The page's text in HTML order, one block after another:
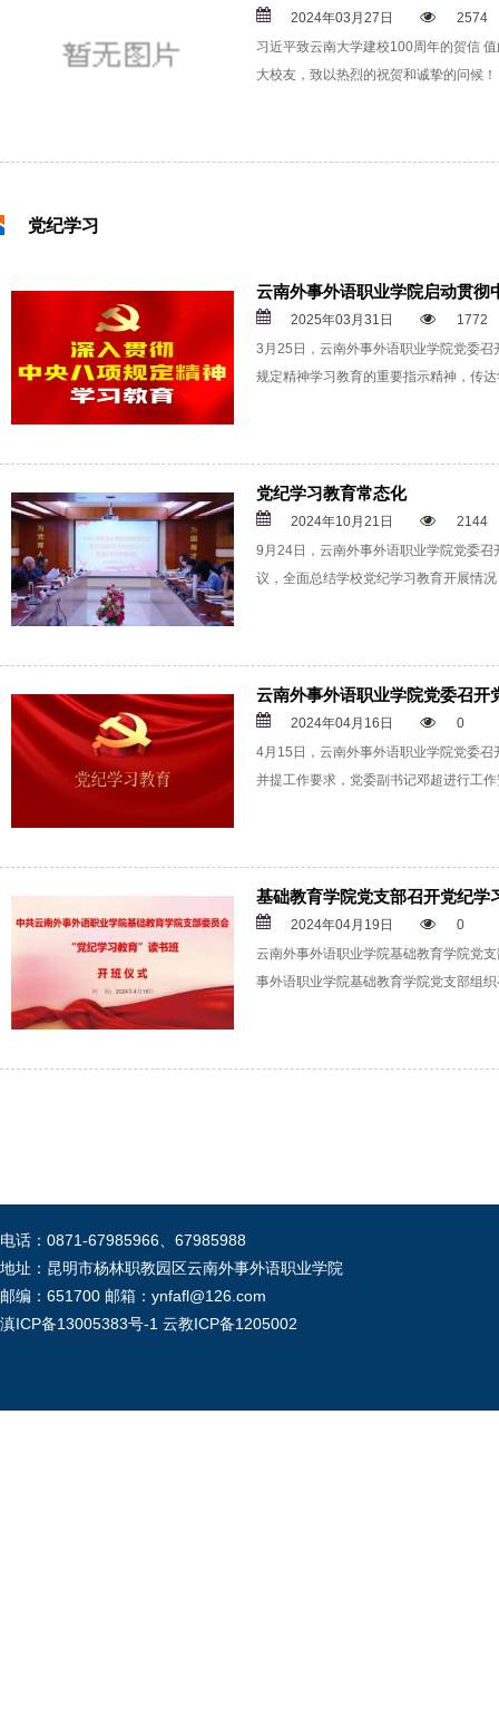
2024年03月27日
2574
习近平致云南大学建校100周年的贺信
大校友，致以热烈的祝贺和诚挚的问候！
党纪学习
云南外事外语职业学院启动贯彻
2025年03月31日
1772
3月25日，云南外事外语职业学院党委
规定精神学习教育的重要指示精神，传
党纪学习教育常态化
2024年10月21日
2144
9月24日，云南外事外语职业学院党委
议，全面总结学校党纪学习教育开展情
云南外事外语职业学院党委召开
2024年04月16日
0
4月15日，云南外事外语职业学院党委
并提工作要求，党委副书记邓超进行工
基础教育学院党支部召开党纪学
2024年04月19日
0
云南外事外语职业学院基础教育学院党
事外语职业学院基础教育学院党支部组
电话：0871-67985966、67985988
地址：昆明市杨林职教园区云南外事外语职业学院
邮编：651700 邮箱：ynfafl@126.com
滇ICP备13005383号-1 云教ICP备1205002